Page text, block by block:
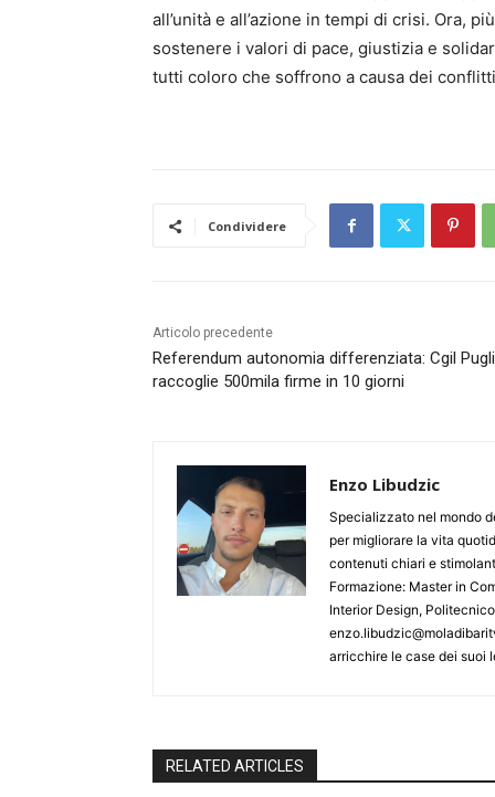
all’unità e all’azione in tempi di crisi. Ora,
sostenere i valori di pace, giustizia e
tutti coloro che soffrono a causa dei
Condividere
Articolo precedente
Referendum autonomia differenziata: Cgil
raccoglie 500mila firme in 10 giorni
Enzo Libudzic
Specializzato nel mondo
per migliorare la vita
contenuti chiari e
Formazione: Master in
Interior Design,
arricchire le case dei suoi
RELATED ARTICLES